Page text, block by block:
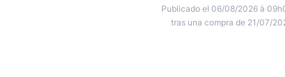
Publicado el 06/08/2026 à
tras una compra de 21/07/